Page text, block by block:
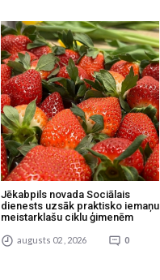
Jēkabpils novada Sociālais
dienests uzsāk praktisko iemaņu
meistarklašu ciklu ģimenēm
augusts 02 , 2026 0